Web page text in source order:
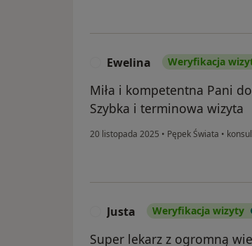
Ewelina Weryfikacja
Miła i kompetentna Pani
Szybka i terminowa wizyta
20 listopada 2025 • Pępek Świata •
Justa Weryfikacja wizyty
Super lekarz z ogromną